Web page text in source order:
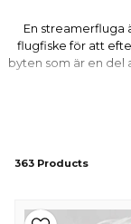
En streamerfluga
flugfiske för att
byten som är en del
effektiva för att
Här är
363 Products